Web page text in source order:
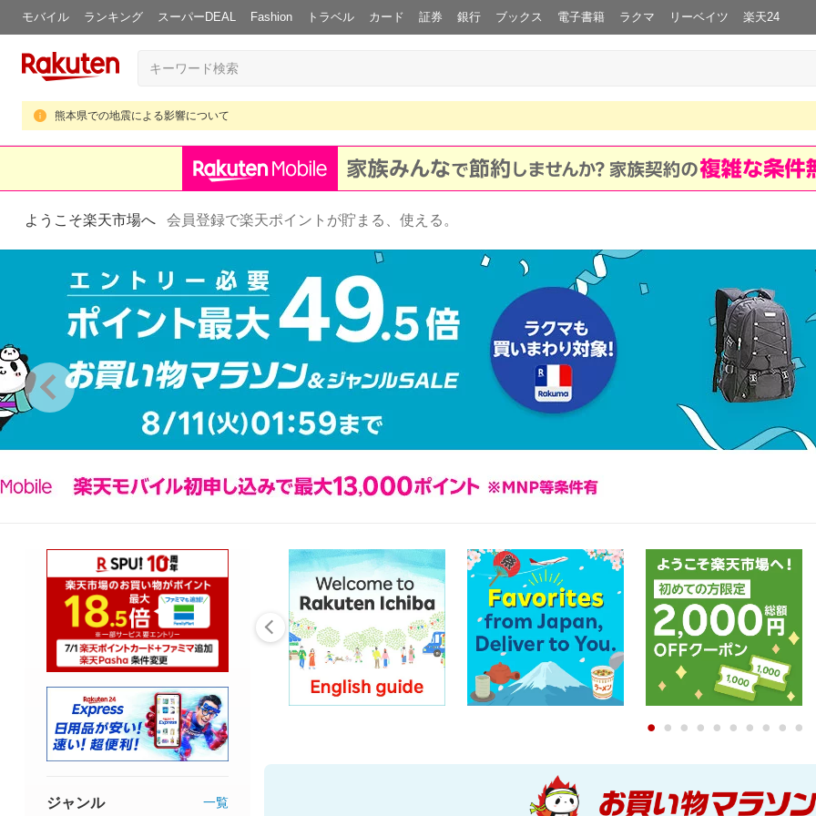
モバイル ランキング スーパーDEAL Fashion トラベル カード 証券 銀行 ブックス 電子書籍 ラクマ リーベイツ 楽天24
熊本県での地震による影響について
ようこそ楽天市場へ 会員登録で楽天ポイントが貯まる、使える。
0 1 2 3 4 5 6 7 8
ジャンル 一覧